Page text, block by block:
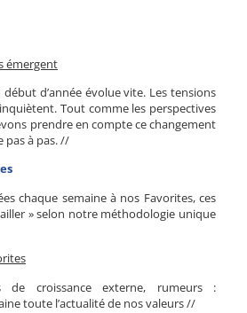
émergent
d’année évolue vite. Les tensions
Tout comme les perspectives
prendre en compte ce changement
pas à pas. //
chaque semaine à nos Favorites, ces
» selon notre méthodologie unique
de croissance externe, rumeurs :
toute l’actualité de nos valeurs //